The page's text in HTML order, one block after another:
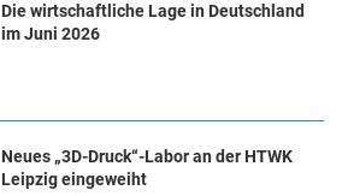
Die wirtschaftliche Lage in Deutschland
im Juni 2026
Neues „3D-Druck“-Labor an der HTWK
Leipzig eingeweiht